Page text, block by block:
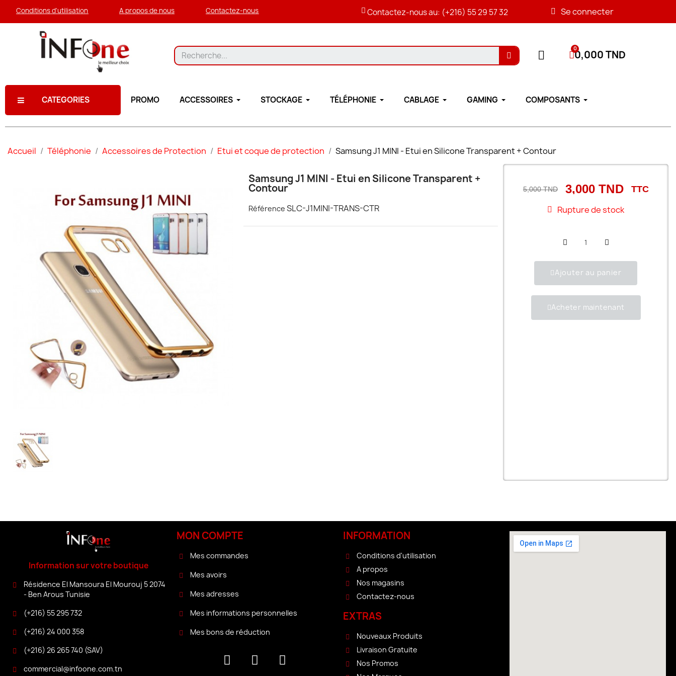
Conditions d'utilisation A propos de nous Contactez-nous Contactez-nous au: (+216) 55 29 57 32 Se connecter
0,000 TND
CATEGORIES PROMO ACCESSOIRES STOCKAGE TÉLÉPHONIE CABLAGE GAMING COMPOSANTS
Accueil Téléphonie Accessoires de Protection Etui et coque de protection Samsung J1 MINI - Etui en Silicone Transparent + Contour
Samsung J1 MINI - Etui en Silicone Transparent +
Contour
Référence SLC-J1MINI-TRANS-CTR
5,000 TND 3,000 TND TTC
Rupture de stock
Ajouter au panier
Acheter maintenant
Information sur votre boutique
Résidence El Mansoura El Mourouj 5 2074
- Ben Arous Tunisie
(+216) 55 295 732
(+216) 24 000 358
(+216) 26 265 740 (SAV)
commercial@infoone.com.tn
MON COMPTE
Mes commandes
Mes avoirs
Mes adresses
Mes informations personnelles
Mes bons de réduction
INFORMATION
Conditions d'utilisation
A propos
Nos magasins
Contactez-nous
EXTRAS
Nouveaux Produits
Livraison Gratuite
Nos Promos